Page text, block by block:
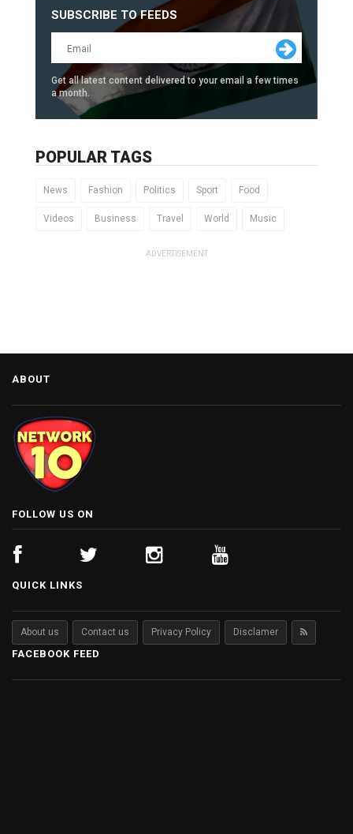
SUBSCRIBE TO FEEDS
Get all latest content delivered to your email a few times
a month.
POPULAR TAGS
News Fashion Politics Sport Food
Videos Business Travel World Music
ADVERTISEMENT
ABOUT
FOLLOW US ON
QUICK LINKS
About us Contact us Privacy Policy Disclamer
FACEBOOK FEED